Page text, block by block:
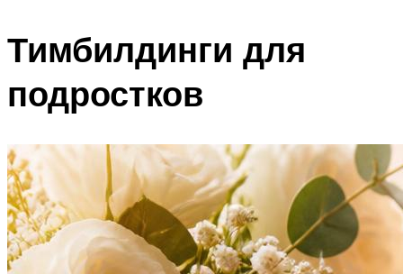
Тимбилдинги для
подростков